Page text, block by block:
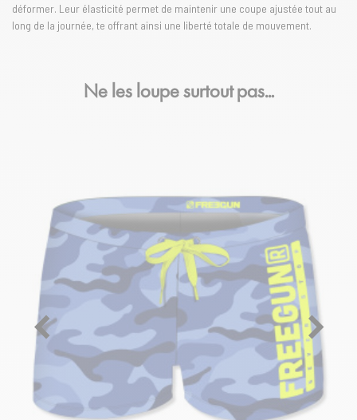
déformer. Leur élasticité permet de maintenir une coupe ajustée tout au
long de la journée, te offrant ainsi une liberté totale de mouvement.
Ne les loupe surtout pas…